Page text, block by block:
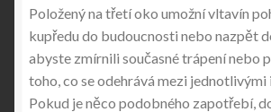
Položený na třetí oko umožní vltavín
kupředu do budoucnosti nebo nazpět
abyste zmírnili současné trápení nebo
toho, co se odehrává mezi jednotlivými
Pokud je něco podobného zapotřebí,